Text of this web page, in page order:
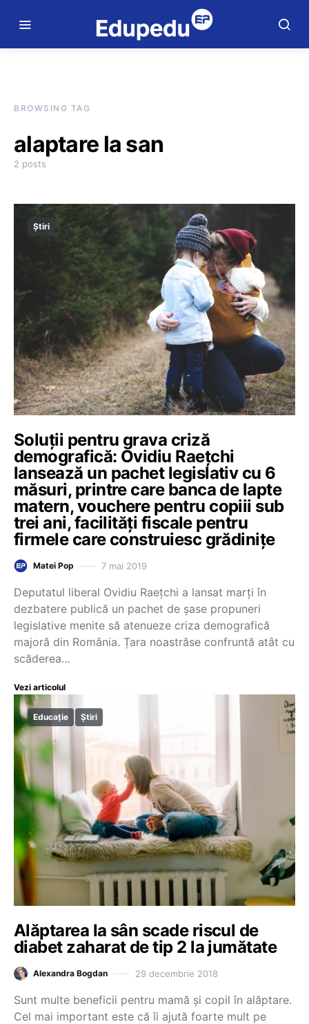
BROWSING TAG
alaptare la san
2 posts
Știri
Soluții pentru grava criză
demografică: Ovidiu Raețchi
lansează un pachet legislativ cu 6
măsuri, printre care banca de lapte
matern, vouchere pentru copiii sub
trei ani, facilități fiscale pentru
firmele care construiesc grădinițe
Matei Pop 7 mai 2019
Deputatul liberal Ovidiu Raețchi a lansat marți în
dezbatere publică un pachet de șase propuneri
legislative menite să atenueze criza demografică
majoră din România. Țara noastrăse confruntă atât cu
scăderea…
Vezi articolul
Educație Știri
Alăptarea la sân scade riscul de
diabet zaharat de tip 2 la jumătate
Alexandra Bogdan 29 decembrie 2018
Sunt multe beneficii pentru mamă și copil în alăptare.
Cel mai important este că îi ajută foarte mult pe